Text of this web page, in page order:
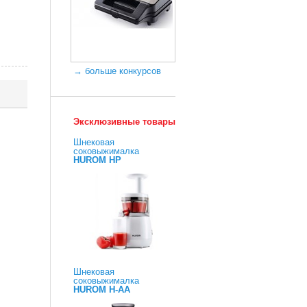
→ больше конкурсов
Эксклюзивные товары
Шнековая
соковыжималка
HUROM HP
Шнековая
соковыжималка
HUROM H-AA